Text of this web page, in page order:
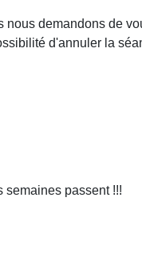
demandons de
d'annuler la
semaines passent !!!